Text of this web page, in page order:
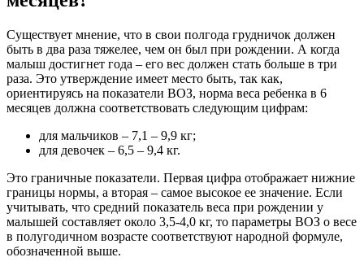
Существует мнение, что в свои полгода грудничок должен
быть в два раза тяжелее, чем он был при рождении. А когда
малыш достигнет года – его вес должен стать больше в три
раза. Это утверждение имеет место быть, так как,
ориентируясь на показатели ВОЗ, норма веса ребенка в 6
месяцев должна соответствовать следующим цифрам:
для мальчиков – 7,1 – 9,9 кг;
для девочек – 6,5 – 9,4 кг.
Это граничные показатели. Первая цифра отображает нижние
границы нормы, а вторая – самое высокое ее значение. Если
учитывать, что средний показатель веса при рождении у
малышей составляет около 3,5-4,0 кг, то параметры ВОЗ о весе
в полугодичном возрасте соответствуют народной формуле,
обозначенной выше.